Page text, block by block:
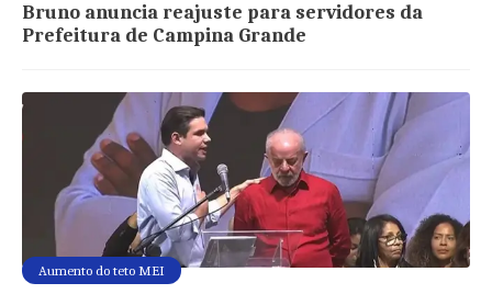
Bruno anuncia reajuste para servidores da
Prefeitura de Campina Grande
Aumento do teto MEI